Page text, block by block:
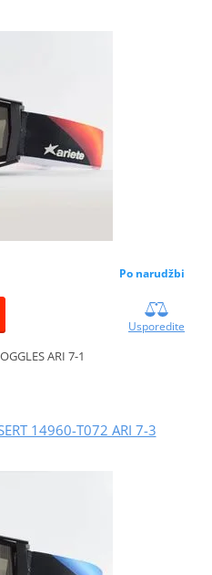
Po narudžbi
Usporedite
ARI 7-1
14960-T072 ARI 7-3